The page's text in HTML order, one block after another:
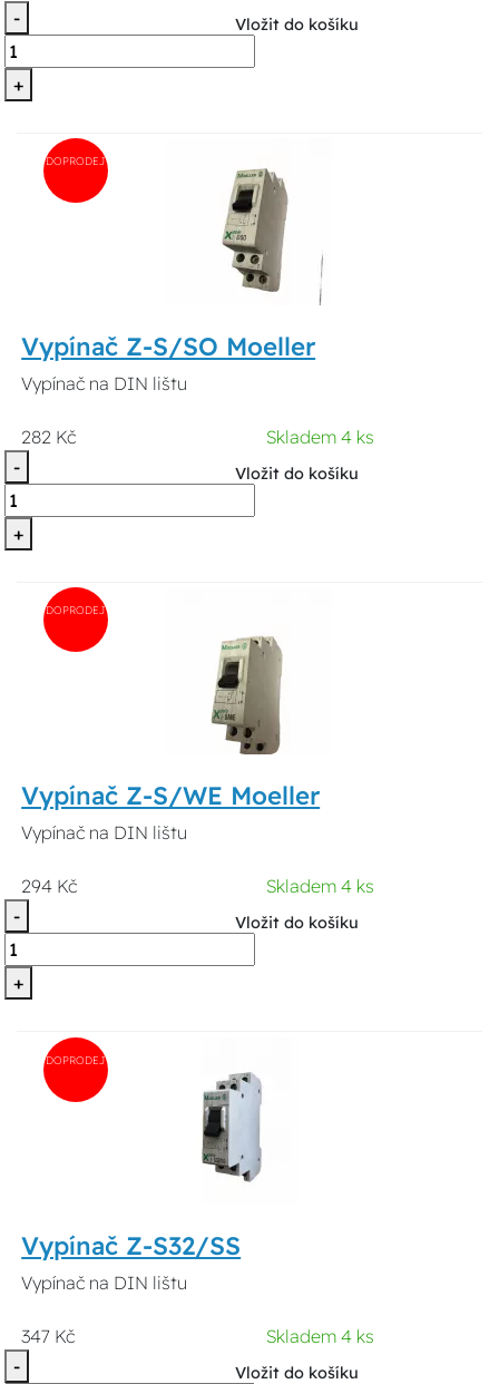
-
+
Vložit do košíku
DOPRODEJ
Vypínač Z-S/SO Moeller
Vypínač na DIN lištu
282 Kč
Skladem 4 ks
-
+
Vložit do košíku
DOPRODEJ
Vypínač Z-S/WE Moeller
Vypínač na DIN lištu
294 Kč
Skladem 4 ks
-
+
Vložit do košíku
DOPRODEJ
Vypínač Z-S32/SS
Vypínač na DIN lištu
347 Kč
Skladem 4 ks
-
Vložit do košíku